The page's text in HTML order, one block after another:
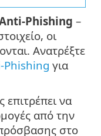
Phishing –
οι
Ανατρέξτε
Phishing για
επιτρέπει να
από την
στο